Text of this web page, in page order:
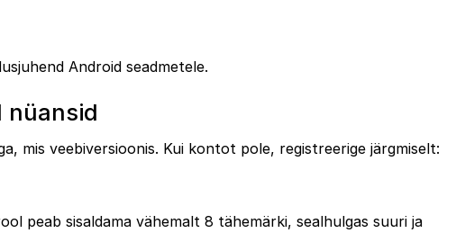
Android seadmetele.
nüansid
mis veebiversioonis. Kui kontot pole, registreerige järgmiselt:
peab sisaldama vähemalt 8 tähemärki, sealhulgas suuri ja